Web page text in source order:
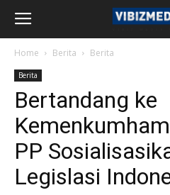
Home Berita Berita
Berita
Bertandang ke
PP
Legislasi